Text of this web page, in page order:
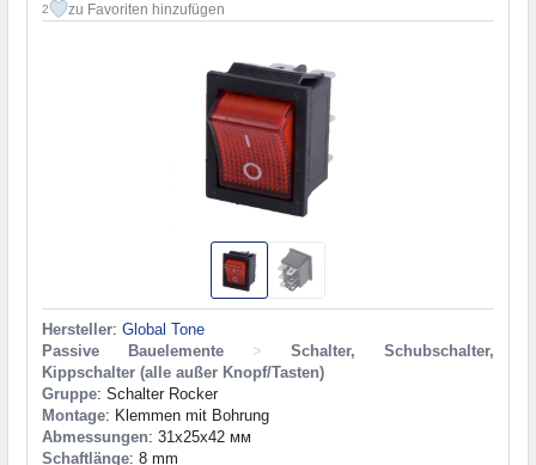
2 zu Favoriten hinzufügen
Hersteller: Global Tone
Passive Bauelemente
>
Schalter, Schubschalter,
Kippschalter (alle außer Knopf/Tasten)
Gruppe: Schalter Rocker
Montage: Klemmen mit Bohrung
Abmessungen: 31x25x42 мм
Schaftlänge: 8 mm